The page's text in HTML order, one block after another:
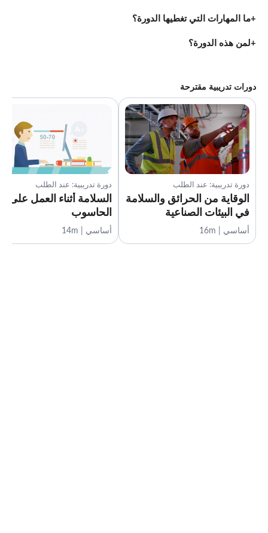
ما المهارات التي تغطيها الدورة؟
لمن هذه الدورة؟
دورات تدريبية مقترحة
دورة تدريبية: عند الطلب
الوقاية من الحرائق والسلامة
في البيئات الصناعية
أساسي | 16m
دورة تدريبية: عند الطلب
السلامة أثناء العمل على
الحاسوب
أساسي | 14m